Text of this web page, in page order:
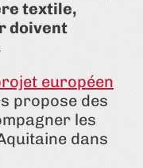
textile,
doivent
européen
propose des
les
dans